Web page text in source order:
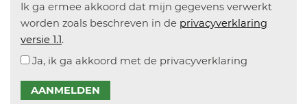
Ik ga ermee akkoord dat mijn gegevens verwerkt
worden zoals beschreven in de privacyverklaring
versie 1.1.
Ja, ik ga akkoord met de privacyverklaring
AANMELDEN